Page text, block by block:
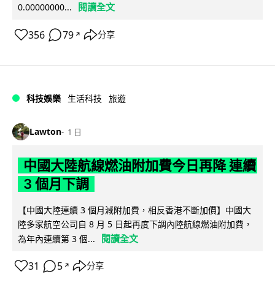
0.00000000... 閱讀全文
356 79 ↗ 分享
科技娛樂 生活科技 旅遊
Lawton 1 日
中國大陸航線燃油附加費今日再降 連續
3 個月下調
【中國大陸連續 3 個月減附加費，相反香港不斷加價】中國大
陸多家航空公司自 8 月 5 日起再度下調內陸航線燃油附加費，
為年內連續第 3 個...
閱讀全文
31 5 ↗ 分享